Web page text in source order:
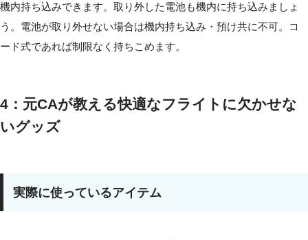
機内持ち込みできます。取り外した電池も機内に持ち込みましょ
う。電池が取り外せない場合は機内持ち込み・預け共に不可。コ
ード式であれば制限なく持ちこめます。
4：元CAが教える快適なフライトに欠かせな
いグッズ
実際に使っているアイテム